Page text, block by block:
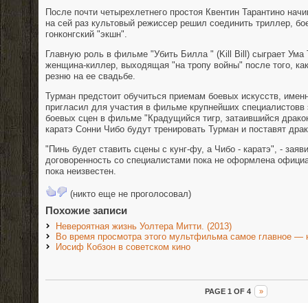
После почти четырехлетнего простоя Квентин Тарантино
на сей раз культовый режиссер решил соединить триллер,
гонконгский "экшн".
Главную роль в фильме "Убить Билла " (Kill Bill) сыграет Ума
женщина-киллер, выходящая "на тропу войны" после того,
резню на ее свадьбе.
Турман предстоит обучиться приемам боевых искусств,
пригласил для участия в фильме крупнейших
боевых сцен в фильме "Крадущийся тигр, затаившийся
каратэ Сонни Чибо будут тренировать Турман и поставят
"Пинь будет ставить сцены с кунг-фу, а Чибо - каратэ", -
договоренность со специалистами пока не оформлена
пока неизвестен.
(никто еще не проголосовал)
Похожие записи
Невероятная жизнь Уолтера Митти. (2013)
Во время просмотра этого мультфильма самое главное —
Иосиф Кобзон в советском кино
PAGE 1 OF 4 »